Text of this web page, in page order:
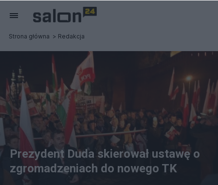
Strona główna Redakcja
Prezydent Duda skierował ustawę o
zgromadzeniach do nowego TK